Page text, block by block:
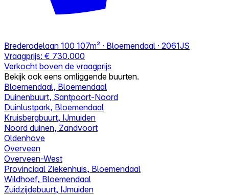
Brederodelaan 100 107m² · Bloemendaal · 2061JS
Vraagprijs: € 730.000
Verkocht boven de vraagprijs
Bekijk ook eens omliggende buurten.
Bloemendaal, Bloemendaal
Duinenbuurt, Santpoort-Noord
Duinlustpark, Bloemendaal
Kruisbergbuurt, IJmuiden
Noord duinen, Zandvoort
Oldenhove
Overveen
Overveen-West
Provinciaal Ziekenhuis, Bloemendaal
Wildhoef, Bloemendaal
Zuidzijdebuurt, IJmuiden